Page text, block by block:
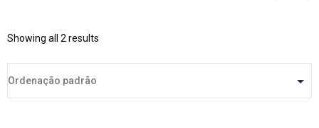
Showing all 2 results